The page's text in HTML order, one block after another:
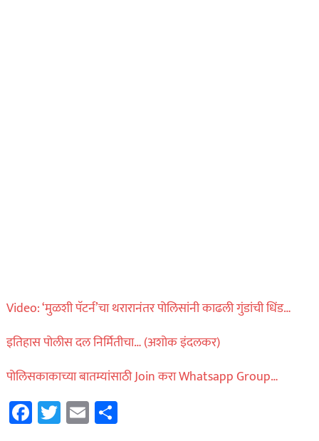
Video: ‘मुळशी पॅटर्न’चा थरारानंतर पोलिसांनी काढली गुंडांची धिंड…
इतिहास पोलीस दल निर्मितीचा… (अशोक इंदलकर)
पोलिसकाकाच्या बातम्यांसाठी Join करा Whatsapp Group…
Facebook
Twitter
EmailShare